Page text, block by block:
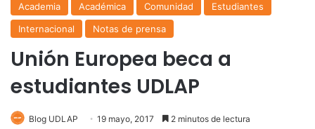
Academia Académica Comunidad
Estudiantes
Internacional
Notas de prensa
Unión Europea beca a
estudiantes UDLAP
Blog UDLAP 19 mayo, 2017 2 minutos de lectura